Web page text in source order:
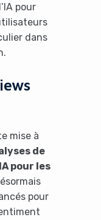
pour
dans
mise à
de
pour les
pour